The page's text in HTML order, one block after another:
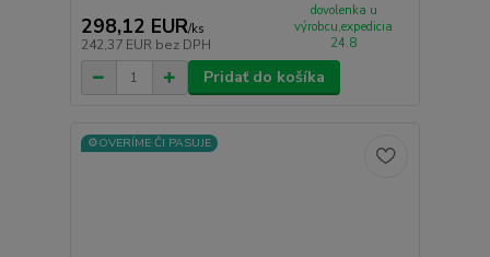
298,12 EUR/ks
242,37 EUR bez DPH
dovolenka u
výrobcu,expedicia
24.8
Pridať do košíka
⚙️OVERÍME ČI PASUJE